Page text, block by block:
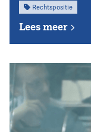
Rechtspositie
Lees meer